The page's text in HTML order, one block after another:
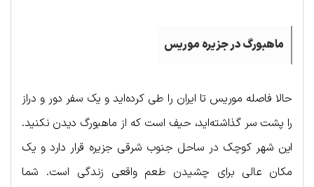
ماهبورگدرجزیره موریس
حالا فاصله موریس تا ایران را طی کرده‌اید و یک سفر دور و دراز
را پشت سر گذاشته‌اید، حیف است که از ماهبورگ دیدن نکنید.
این شهر کوچک در ساحل جنوب شرقی جزیره قرار دارد و یک
مکان عالی برای چشیدن طعم واقعی زندگی است. شما